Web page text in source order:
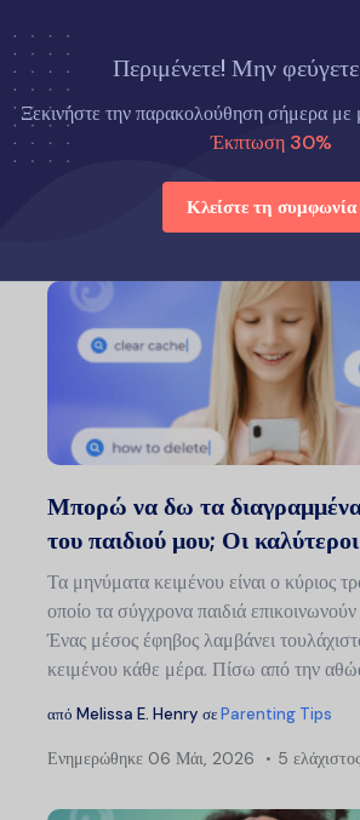
Περιμένετε! Μην
Ξεκινήστε την παρακολούθηση σήμερα με
Έκπτωση 30%
Κλείστε τη συμφωνία
Αρχική σελίδα Συμβουλές για γονείς
Συμβουλές για
Μπορώ να δω τα
του παιδιού μου; Οι
Τα μηνύματα κειμένου είναι ο κύριος
οποίο τα σύγχρονα παιδιά
Ένας μέσος έφηβος λαμβάνει
κειμένου κάθε μέρα. Πίσω από την
από Melissa E. Henry σεParenting Tips
Ενημερώθηκε 06 Μάι, 2026 5